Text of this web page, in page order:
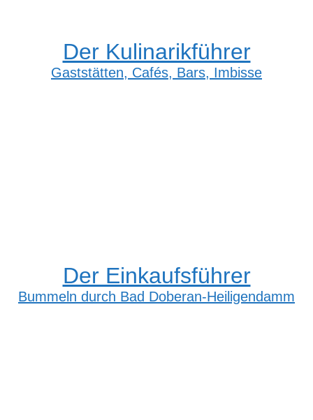
Der Kulinarikführer
Gaststätten, Cafés, Bars, Imbisse
Der Einkaufsführer
Bummeln durch Bad Doberan-Heiligendamm